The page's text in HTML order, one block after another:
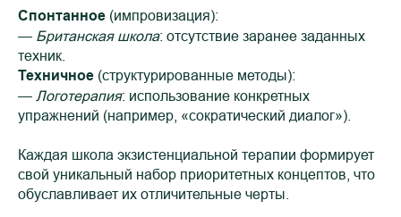
Спонтанное (импровизация):
— Британская школа: отсутствие заранее заданных
техник.
Техничное (структурированные методы):
— Логотерапия: использование конкретных
упражнений (например, «сократический диалог»).
Каждая школа экзистенциальной терапии формирует
свой уникальный набор приоритетных концептов, что
обуславливает их отличительные черты.